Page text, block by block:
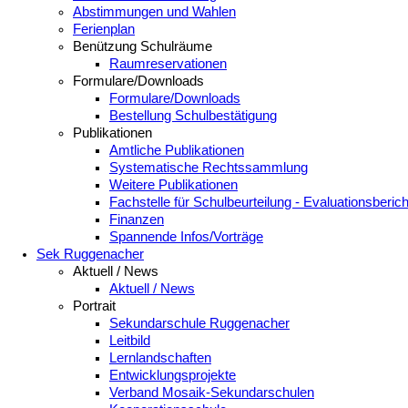
Abstimmungen und Wahlen
Ferienplan
Benützung Schulräume
Raumreservationen
Formulare/Downloads
Formulare/Downloads
Bestellung Schulbestätigung
Publikationen
Amtliche Publikationen
Systematische Rechtssammlung
Weitere Publikationen
Fachstelle für Schulbeurteilung -
Finanzen
Spannende Infos/Vorträge
Sek Ruggenacher
Aktuell / News
Aktuell / News
Portrait
Sekundarschule Ruggenacher
Leitbild
Lernlandschaften
Entwicklungsprojekte
Verband Mosaik-Sekundarschulen